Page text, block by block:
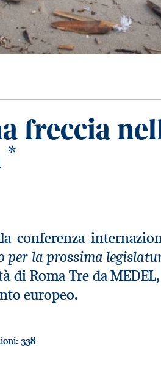
freccia
*
conferenza
per la prossima
di Roma Tre da
europeo.
338